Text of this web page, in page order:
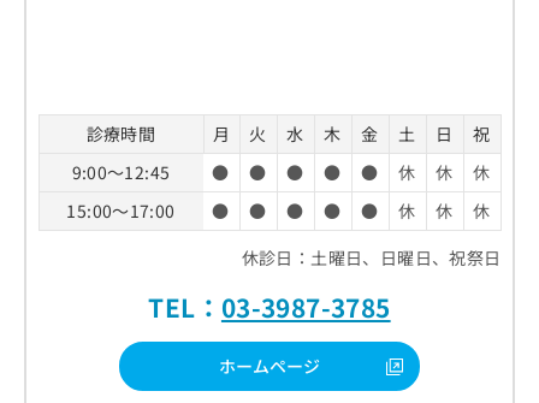
診療時間 月 火 水 木 金 土 日
祝
9:00～12:45
● ● ● ● ● 休 休
休
15:00～17:00
● ● ● ● ● 休 休
休
休診日：土曜日、日曜日、祝祭日
TEL： 03-3987-3785
ホームページ